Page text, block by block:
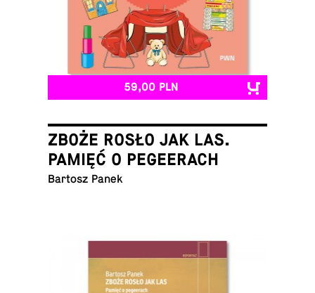
59,00 PLN
ZBOŻE ROSŁO JAK LAS.
PAMIĘĆ O PEGEERACH
Bartosz Panek